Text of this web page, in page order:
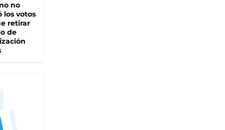
no
los votos
retirar
de